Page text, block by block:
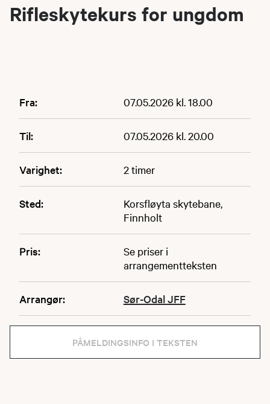
Rifleskytekurs for ungdom
Fra: 07.05.2026 kl. 18.00
Til: 07.05.2026 kl. 20.00
Varighet: 2 timer
Sted:
Korsfløyta skytebane,
Finnholt
Pris:
Se priser i
arrangementteksten
Arrangør: Sør-Odal JFF
PÅMELDINGSINFO I TEKSTEN